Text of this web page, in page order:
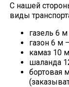
С нашей
виды
газель 6 м
газон 6 м
камаз 10
шаланда
бортовая